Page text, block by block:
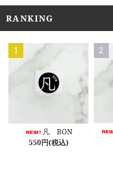
RANKING
1
凡 BON
550円(税込)
2